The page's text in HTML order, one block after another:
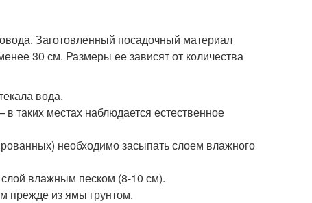
Заготовленный посадочный материал
30 см. Размеры ее зависят от количества
вода.
таких местах наблюдается естественное
необходимо засыпать слоем влажного
влажным песком (8-10 см).
прежде из ямы грунтом.